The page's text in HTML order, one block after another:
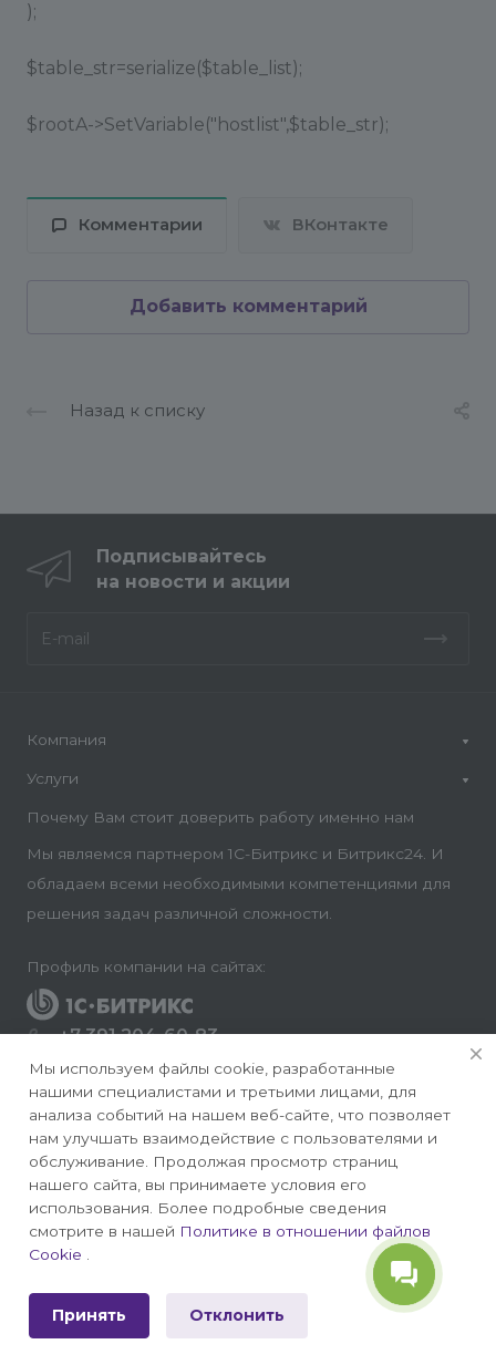
);
$table_str=serialize($table_list);
$rootA->SetVariable("hostlist",$table_str);
Комментарии ВКонтакте
Добавить комментарий
Назад к списку
Подписывайтесь
на новости и акции
Компания
Услуги
Почему Вам стоит доверить работу именно нам
Мы являемся партнером 1С-Битрикс и Битрикс24. И
обладаем всеми необходимыми компетенциями для
решения задач различной сложности.
Профиль компании на сайтах:
+7 391 204-60-83
Заказать звонок
info@conversite.ru
г. Красноярск, ул. Ладо Кецховели 22а, офис 8-28/1
© 2026 Конверсайт - Разработка и продвижение
сайтов на 1С-Битрикс
Политика конфиденциальности
Мы используем файлы cookie, разработанные
нашими специалистами и третьими лицами, для
анализа событий на нашем веб-сайте, что позволяет
нам улучшать взаимодействие с пользователями и
обслуживание. Продолжая просмотр страниц
нашего сайта, вы принимаете условия его
использования. Более подробные сведения
смотрите в нашей Политике в отношении файлов
Cookie
Принять Отклонить